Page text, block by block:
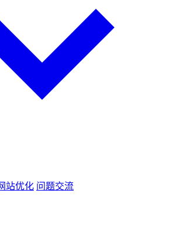
站优化 问题交流